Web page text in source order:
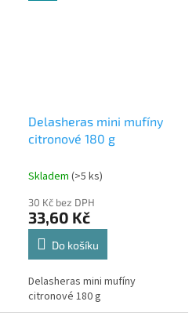
Delasheras mini mufíny
citronové 180 g
Skladem (>5 ks)
30 Kč bez DPH
33,60 Kč
Do košíku
Delasheras mini mufíny
citronové 180 g